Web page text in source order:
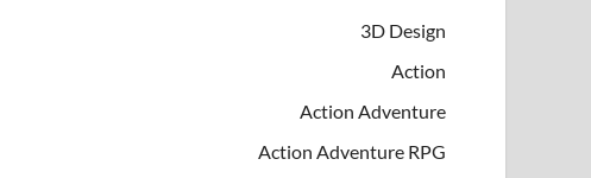
3D Design
Action
Action Adventure
Action Adventure RPG